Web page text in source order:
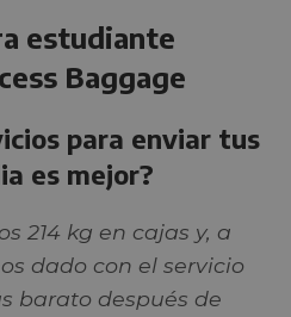
estudiante
Baggage
para enviar tus
es mejor?
214 kg en cajas y, a
dado con el servicio
barato después de